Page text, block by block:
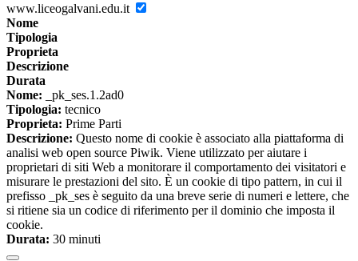
www.liceogalvani.edu.it
Nome
Tipologia
Proprieta
Descrizione
Durata
Nome: _pk_ses.1.2ad0
Tipologia: tecnico
Proprieta: Prime Parti
Descrizione: Questo nome di cookie è associato alla piattaforma di
analisi web open source Piwik. Viene utilizzato per aiutare i
proprietari di siti Web a monitorare il comportamento dei visitatori e
misurare le prestazioni del sito. È un cookie di tipo pattern, in cui il
prefisso _pk_ses è seguito da una breve serie di numeri e lettere, che
si ritiene sia un codice di riferimento per il dominio che imposta il
cookie.
Durata: 30 minuti